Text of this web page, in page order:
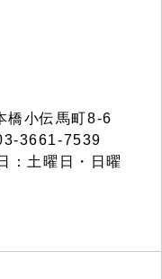
小伝馬町8-6
3661-7539
：土曜日・日曜